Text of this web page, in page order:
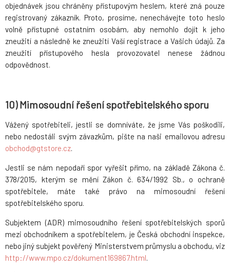
objednávek jsou chráněny přístupovým heslem, které zná pouze
registrovaný zákazník. Proto, prosíme, nenechávejte toto heslo
volně přístupné ostatním osobám, aby nemohlo dojít k jeho
zneužití a následně ke zneužití Vaší registrace a Vašich údajů. Za
zneužití přístupového hesla provozovatel nenese žádnou
odpovědnost.
10) Mimosoudní řešení spotřebitelského sporu
Vážený spotřebiteli, jestli se domníváte, že jsme Vás poškodili,
nebo nedostáli svým závazkům, pište na naši emailovou adresu
obchod@gtstore.cz.
Jestli se nám nepodaří spor vyřešit přímo, na základě Zákona č.
378/2015, kterým se mění Zákon č. 634/1992 Sb., o ochraně
spotřebitele, máte také právo na mimosoudní řešení
spotřebitelského sporu.
Subjektem (ADR) mimosoudního řešení spotřebitelských sporů
mezi obchodníkem a spotřebitelem, je Česká obchodní inspekce,
nebo jiný subjekt pověřený Ministerstvem průmyslu a obchodu, viz
http://www.mpo.cz/dokument169867.html.